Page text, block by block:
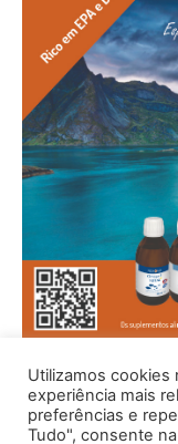
Utilizamos cookies
experiência mais
preferências e
Tudo", consente